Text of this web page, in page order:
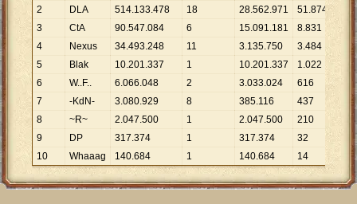
2
DLA 514.133.478 18 28.562.971 51.874
3
CtA 90.547.084 6 15.091.181 8.831
4
Nexus 34.493.248 11 3.135.750 3.484
5
Blak 10.201.337 1 10.201.337 1.022
6
W..F.. 6.066.048 2 3.033.024 616
7
-KdN- 3.080.929 8 385.116 437
8
~R~ 2.047.500 1 2.047.500 210
9
DP 317.374 1 317.374 32
10
Whaaag 140.684 1 140.684 14 .